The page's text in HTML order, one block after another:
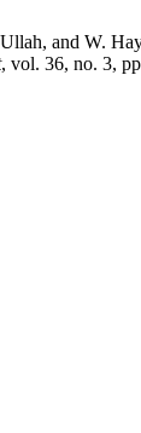
Ullah, and
, vol. 36, no. 3,